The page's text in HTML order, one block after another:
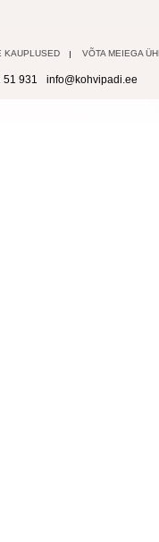
KAUPLUSED VÕTA MEIEGA
51 931 info@kohvipadi.ee